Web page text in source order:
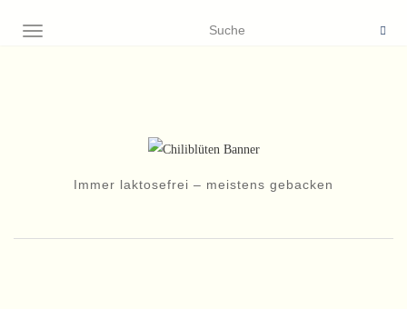
NAVIGATION EIN-/AUSSCHALTEN
Immer laktosefrei – meistens gebacken